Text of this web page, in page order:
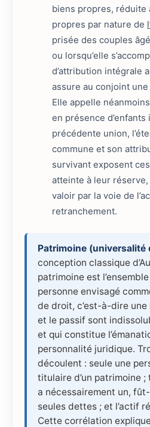
biens propres, réduite
propres par nature de
prisée des couples
ou lorsqu’elle
d’attribution intégrale
assure au conjoint
Elle appelle
en présence d’enfants
précédente union,
commune et son
survivant exposent
atteinte à leur
valoir par la voie de
retranchement.
Patrimoine (universalité
conception classique
patrimoine est
personne envisagé
de droit, c’est-à-dire une
et le passif sont
et qui constitue
personnalité juridique.
découlent : seule une
titulaire d’un patrimoine
a nécessairement un,
seules dettes ; et l’actif
Cette corrélation explique